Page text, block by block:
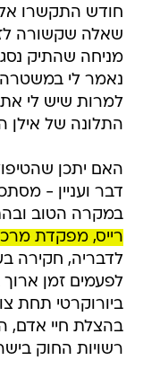
חודש התקשרו
שאלה שקשורה
מניחה שהתיק
נאמר לי
למרות שיש לי
התלונה של אילן
האם יתכן
דבר ועניין -
במקרה הטוב
רייס, מפקדת
לדבריה, חקירה
לפעמים זמן
ביורוקרטי תחת
בהצלת חיי אדם,
רשויות החוק